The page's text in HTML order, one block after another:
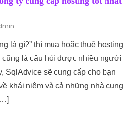
là gì?” thì mua hoặc thuê hosting
là câu hỏi được nhiều người
SqlAdvice sẽ cung cấp cho bạn
khái niệm và cả những nhà cung